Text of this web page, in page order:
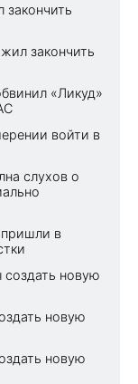
закончить
закончить
«Ликуд»
войти в
слухов о
пришли в
создать новую
новую
новую